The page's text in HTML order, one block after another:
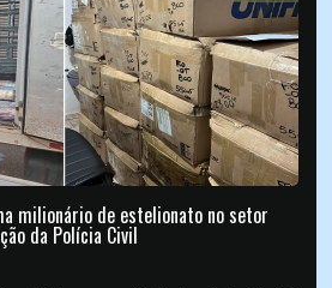
milionário de estelionato no setor
da Polícia Civil